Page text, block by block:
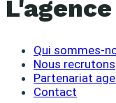
L'agence
Qui sommes-
Nous recrutons
Partenariat
Contact